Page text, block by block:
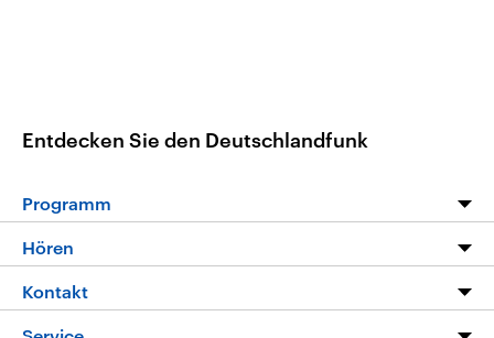
Entdecken Sie den Deutschlandfunk
Programm
Programm
Die Nachrichten
Hören
Livestream
Kontakt
Hörerservice